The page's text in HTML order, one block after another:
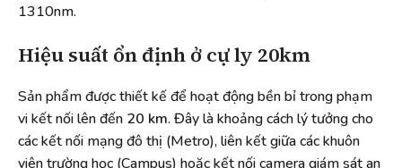
1310nm.
Hiệu suất ổn định ở cự ly 20km
Sản phẩm được thiết kế để hoạt động bền bỉ trong phạm
vi kết nối lên đến 20 km. Đây là khoảng cách lý tưởng cho
các kết nối mạng đô thị (Metro), liên kết giữa các khuôn
viên trường học (Campus) hoặc kết nối camera giám sát an